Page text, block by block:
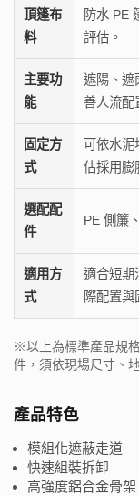
頂篷布
料
防水 PE
評估。
主要功
能
遮陽、遮
善人流配
固定方
式
可依水
估採用膨
選配配
件
PE 側簾
適用方
式
適合短期
際配置與
※以上為標準產品規
件，須依現場尺寸、
產品特色
模組化遮蔽走道
快速組裝拆卸
高強度鋁合金骨架